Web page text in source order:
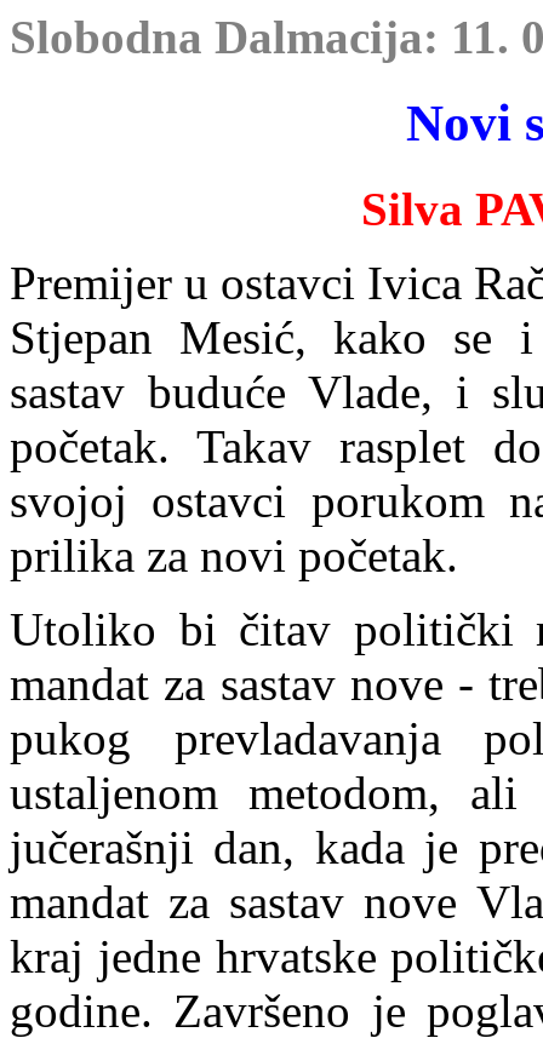
Slobodna Dalmacija: 11.
Novi
Silva
Premijer u ostavci Ivica
Stjepan Mesić, kako se
sastav buduće Vlade, i
početak. Takav rasplet
svojoj ostavci porukom
prilika za novi početak.
Utoliko bi čitav politički
mandat za sastav nove -
pukog prevladavanja
ustaljenom metodom,
jučerašnji dan, kada je
mandat za sastav nove
kraj jedne hrvatske
godine. Završeno je